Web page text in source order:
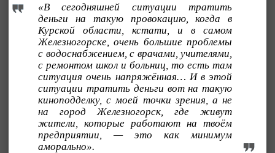
«В сегодняшней ситуации тратить
деньги на такую провокацию, когда в
Курской области, кстати, и в самом
Железногорске, очень большие проблемы
с водоснабжением, с врачами, учителями,
с ремонтом школ и больниц, то есть там
ситуация очень напряжённая… И в этой
ситуации тратить деньги вот на такую
киноподделку, с моей точки зрения, а не
на город Железногорск, где живут
жители, которые работают на твоём
предприятии, — это как минимум
аморально».